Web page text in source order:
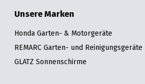
Unsere Marken
Honda Garten- & Motorgeräte
REMARC Garten- und Reinigungsgeräte
GLATZ Sonnenschirme